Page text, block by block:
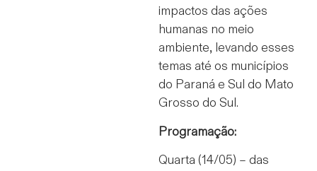
impactos das ações
humanas no meio
ambiente, levando esses
temas até os municípios
do Paraná e Sul do Mato
Grosso do Sul.
Programação:
Quarta (14/05) – das